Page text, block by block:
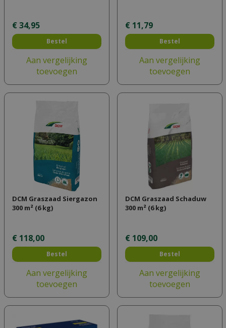
€ 34,95
Bestel
Aan vergelijking
toevoegen
€ 11,79
Bestel
Aan vergelijking
toevoegen
DCM Graszaad Siergazon
300 m² (6 kg)
€ 118,00
Bestel
Aan vergelijking
toevoegen
DCM Graszaad Schaduw
300 m² (6 kg)
€ 109,00
Bestel
Aan vergelijking
toevoegen